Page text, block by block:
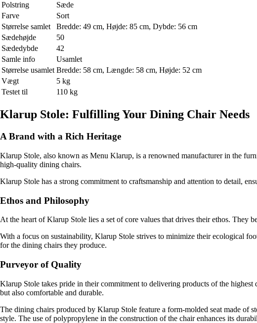
Polstring
Sæde
Farve
Sort
Størrelse samlet
Bredde: 49 cm, Højde: 85 cm, Dybde: 56 cm
Sædehøjde
50
Sædedybde
42
Samle info
Usamlet
Størrelse usamlet Bredde: 58 cm, Længde: 58 cm, Højde: 52 cm
Vægt
5 kg
Testet til
110 kg
Klarup Stole: Fulfilling Your Dining Chair Needs
A Brand with a Rich Heritage
Klarup Stole, also known as Menu Klarup, is a renowned manufacturer in the
high-quality dining chairs.
Klarup Stole has a strong commitment to craftsmanship and attention to detail,
Ethos and Philosophy
At the heart of Klarup Stole lies a set of core values that drives their ethos. They
With a focus on sustainability, Klarup Stole strives to minimize their ecological
for the dining chairs they produce.
Purveyor of Quality
Klarup Stole takes pride in their commitment to delivering products of the
but also comfortable and durable.
The dining chairs produced by Klarup Stole feature a form-molded seat made
style. The use of polypropylene in the construction of the chair enhances its